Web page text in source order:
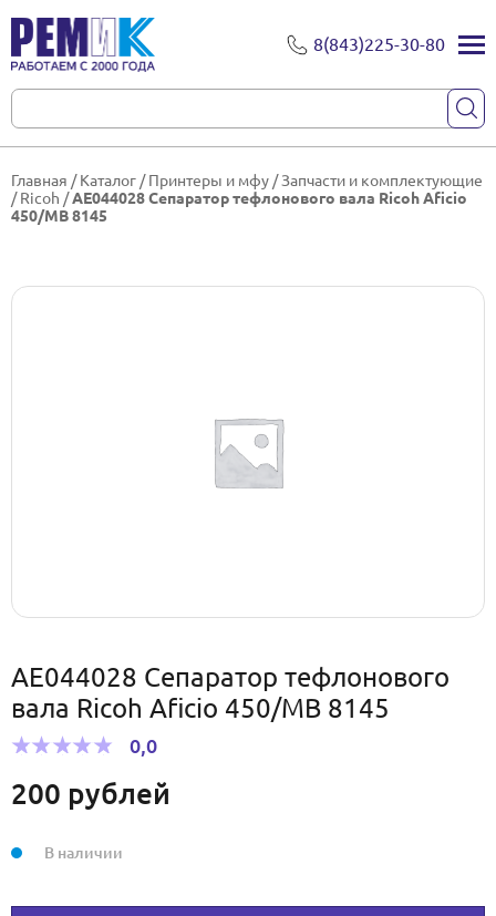
8(843)225-30-80
Главная /Каталог /Принтеры и мфу /Запчасти и комплектующие
/Ricoh /AE044028 Сепаратор тефлонового вала Ricoh Aficio
450/MB 8145
AE044028 Сепаратор тефлонового
вала Ricoh Aficio 450/MB 8145
0,0
200 рублей
В наличии